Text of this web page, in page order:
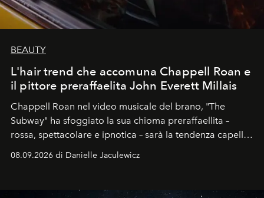
BEAUTY
L'hair trend che accomuna Chappell Roan e
il pittore preraffaelita John Everett Millais
Chappell Roan nel video musicale del brano, "The
Subway" ha sfoggiato la sua chioma preraffaellita –
rossa, spettacolare e ipnotica – sarà la tendenza capelli
dell'autunno?
08.09.2026 di Danielle Jaculewicz